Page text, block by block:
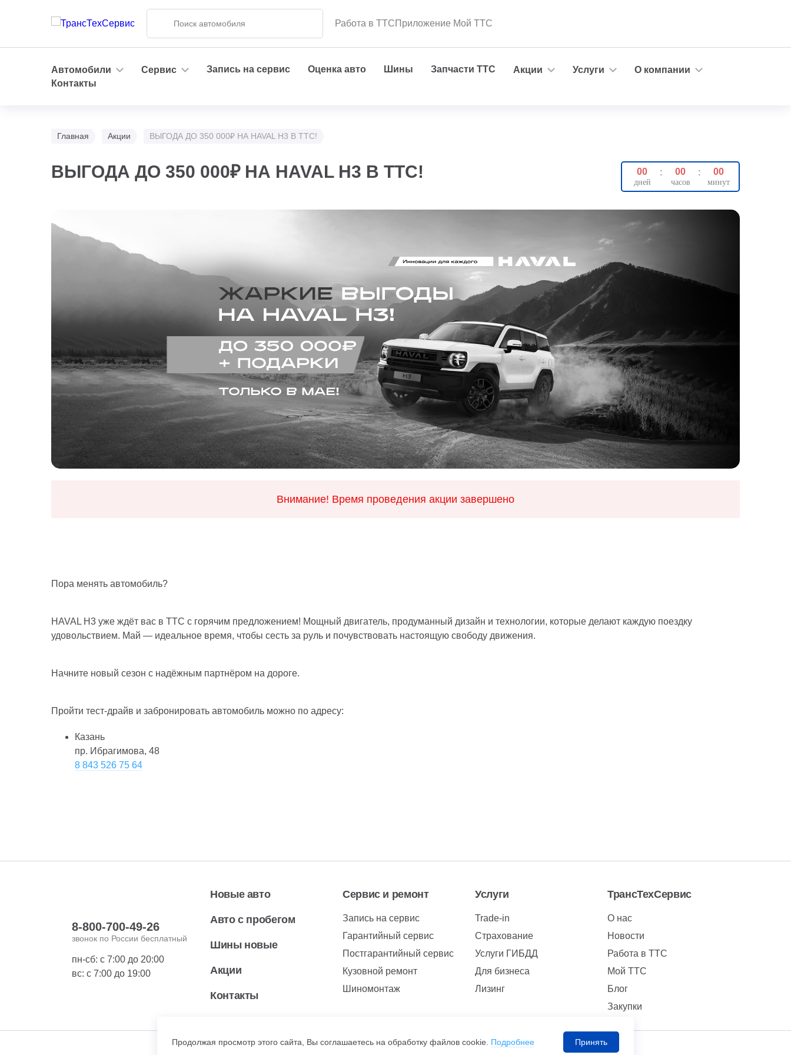
Работа в ТТСПриложение Мой ТТС
Автомобили Сервис Запись на сервис Оценка авто Шины Запчасти ТТС Акции Услуги
О компании
Контакты
Главная Акции ВЫГОДА ДО 350 000₽ НА HAVAL H3 В ТТС!
ВЫГОДА ДО 350 000₽ НА HAVAL H3 В ТТС! 00 : 00 : 00
Внимание! Время проведения акции завершено
Пора менять автомобиль?
HAVAL H3 уже ждёт вас в ТТС с горячим предложением! Мощный двигатель, продуманный дизайн и технологии, которые делают каждую поездку
удовольствием. Май — идеальное время, чтобы сесть за руль и почувствовать настоящую свободу движения.
Начните новый сезон с надёжным партнёром на дороге.
Пройти тест-драйв и забронировать автомобиль можно по адресу:
Казань
пр. Ибрагимова, 48
8 843 526 75 64
8-800-700-49-26
звонок по России бесплатный
пн-сб: с 7:00 до 20:00
вс: с 7:00 до 19:00
Новые авто
Авто с пробегом
Шины новые
Акции
Контакты
Сервис и ремонт
Запись на сервис
Гарантийный сервис
Постгарантийный сервис
Кузовной ремонт
Шиномонтаж
Услуги
Trade-in
Страхование
Услуги ГИБДД
Для бизнеса
Лизинг
ТрансТехСервис
О нас
Новости
Работа в ТТС
Мой ТТС
Блог
Закупки
Продолжая просмотр этого сайта, Вы соглашаетесь на обработку файлов cookie. Подробнее Принять